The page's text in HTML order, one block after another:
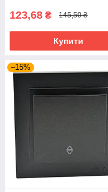
123,68 ₴ 145,50 ₴
Купити
–15%